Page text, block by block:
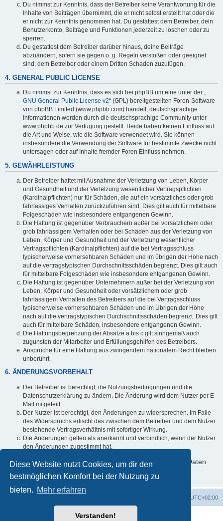
Diese Website nutzt Cookies, um dir den
bestmöglichen Komfort bei der Nutzung zu
bieten. Mehr erfahren
Verstanden!
Du nimmst zur Kenntnis, dass der Betreiber keine Verantwortung für die
Inhalte von Beiträgen übernimmt, die er nicht selbst erstellt hat oder die
er nicht zur Kenntnis genommen hat. Du gestattest dem Betreiber, dein
Benutzerkonto, Beiträge und Funktionen jederzeit zu löschen oder zu
sperren.
Du gestattest dem Betreiber darüber hinaus, deine Beiträge
abzuändern, sofern sie gegen o. g. Regeln verstoßen oder geeignet
sind, dem Betreiber oder einem Dritten Schaden zuzufügen.
4. GENERAL PUBLIC LICENSE
Du nimmst zur Kenntnis, dass es sich bei phpBB um eine unter der „
GNU General Public License v2“ (GPL) bereitgestellten Foren-Software
von phpBB Limited (www.phpbb.com) handelt; deutschsprachige
Informationen werden durch die deutschsprachige Community unter
www.phpbb.de zur Verfügung gestellt. Beide haben keinen Einfluss auf
die Art und Weise, wie die Software verwendet wird. Sie können
insbesondere die Verwendung der Software für bestimmte Zwecke nicht
untersagen oder auf Inhalte fremder Foren Einfluss nehmen.
5. GEWÄHRLEISTUNG
Der Betreiber haftet mit Ausnahme der Verletzung von Leben, Körper
und Gesundheit und der Verletzung wesentlicher Vertragspflichten
(Kardinalpflichten) nur für Schäden, die auf ein vorsätzliches oder grob
fahrlässiges Verhalten zurückzuführen sind. Dies gilt auch für mittelbare
Folgeschäden wie insbesondere entgangenen Gewinn.
Die Haftung ist gegenüber Verbrauchern außer bei vorsätzlichem oder
grob fahrlässigem Verhalten oder bei Schäden aus der Verletzung von
Leben, Körper und Gesundheit und der Verletzung wesentlicher
Vertragspflichten (Kardinalpflichten) auf die bei Vertragsschluss
typischerweise vorhersehbaren Schäden und im übrigen der Höhe nach
auf die vertragstypischen Durchschnittsschäden begrenzt. Dies gilt auch
für mittelbare Folgeschäden wie insbesondere entgangenen Gewinn.
Die Haftung ist gegenüber Unternehmern außer bei der Verletzung von
Leben, Körper und Gesundheit oder vorsätzlichem oder grob
fahrlässigem Verhalten des Betreibers auf die bei Vertragsschluss
typischerweise vorhersehbaren Schäden und im Übrigen der Höhe
nach auf die vertragstypischen Durchschnittsschäden begrenzt. Dies gilt
auch für mittelbare Schäden, insbesondere entgangenen Gewinn.
Die Haftungsbegrenzung der Absätze a bis c gilt sinngemäß auch
zugunsten der Mitarbeiter und Erfüllungsgehilfen des Betreibers.
Ansprüche für eine Haftung aus zwingendem nationalem Recht bleiben
unberührt.
6. ÄNDERUNGSVORBEHALT
Der Betreiber ist berechtigt, die Nutzungsbedingungen und die
Datenschutzerklärung zu ändern. Die Änderung wird dem Nutzer per E-
Mail mitgeteilt.
Der Nutzer ist berechtigt, den Änderungen zu widersprechen. Im Falle
des Widerspruchs erlischt das zwischen dem Betreiber und dem Nutzer
bestehende Vertragsverhältnis mit sofortiger Wirkung.
Die Änderungen gelten als anerkannt und verbindlich, wenn der Nutzer
den Änderungen zugestimmt hat.
Informationen über den Umgang mit deinen persönlichen Daten
sind in der Datenschutzerklärung enthalten.
UTC+02:00
Powered byphpBB® Forum Software © phpBB Limited